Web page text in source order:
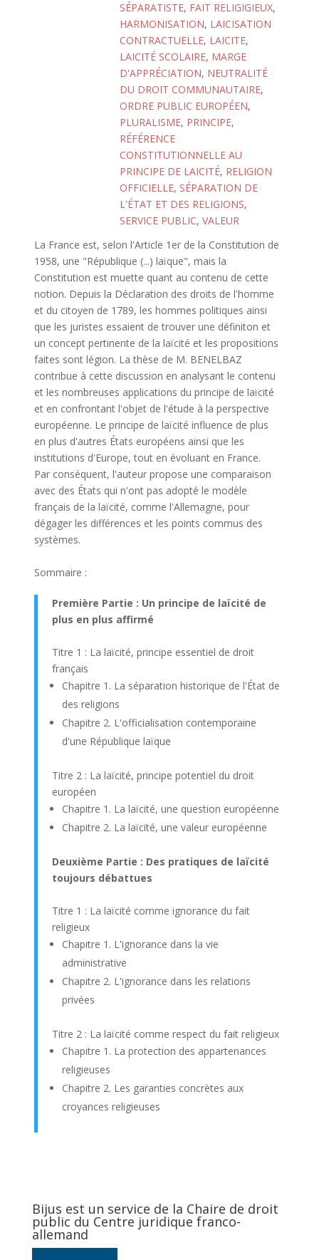
SÉPARATISTE, FAIT RELIGIGIEUX,
HARMONISATION, LAICISATION
CONTRACTUELLE, LAICITE,
LAICITÉ SCOLAIRE, MARGE
D'APPRÉCIATION, NEUTRALITÉ
DU DROIT COMMUNAUTAIRE,
ORDRE PUBLIC EUROPÉEN,
PLURALISME, PRINCIPE,
RÉFÉRENCE
CONSTITUTIONNELLE AU
PRINCIPE DE LAICITÉ, RELIGION
OFFICIELLE, SÉPARATION DE
L'ÉTAT ET DES RELIGIONS,
SERVICE PUBLIC, VALEUR
La France est, selon l'Article 1er de la Constitution de
1958, une "République (...) laïque", mais la
Constitution est muette quant au contenu de cette
notion. Depuis la Déclaration des droits de l'homme
et du citoyen de 1789, les hommes politiques ainsi
que les juristes essaient de trouver une définiton et
un concept pertinente de la laïcité et les propositions
faites sont légion. La thèse de M. BENELBAZ
contribue à cette discussion en analysant le contenu
et les nombreuses applications du principe de laïcité
et en confrontant l'objet de l'étude à la perspective
européenne. Le principe de laïcité influence de plus
en plus d'autres États européens ainsi que les
institutions d'Europe, tout en évoluant en France.
Par conséquent, l'auteur propose une comparaison
avec des États qui n'ont pas adopté le modèle
français de la laïcité, comme l'Allemagne, pour
dégager les différences et les points commus des
systèmes.
Sommaire :
Première Partie : Un principe de laïcité de
plus en plus affirmé
Titre 1 : La laïcité, principe essentiel de droit
français
Chapitre 1. La séparation historique de l'État de
des religions
Chapitre 2. L'officialisation contemporaine
d'une République laïque
Titre 2 : La laïcité, principe potentiel du droit
européen
Chapitre 1. La laïcité, une question européenne
Chapitre 2. La laïcité, une valeur européenne
Deuxième Partie : Des pratiques de laïcité
toujours débattues
Titre 1 : La laïcité comme ignorance du fait
religieux
Chapitre 1. L'ignorance dans la vie
administrative
Chapitre 2. L'ignorance dans les relations
privées
Titre 2 : La laïcité comme respect du fait religieux
Chapitre 1. La protection des appartenances
religieuses
Chapitre 2. Les garanties concrètes aux
croyances religieuses
Bijus est un service de la Chaire de droit
public du Centre juridique franco-
allemand